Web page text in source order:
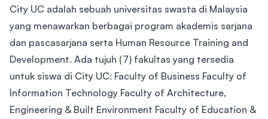
City UC adalah sebuah universitas swasta di Malaysia
yang menawarkan berbagai program akademis sarjana
dan pascasarjana serta Human Resource Training and
Development. Ada tujuh (7) fakultas yang tersedia
untuk siswa di City UC: Faculty of Business Faculty of
Information Technology Faculty of Architecture,
Engineering & Built Environment Faculty of Education &